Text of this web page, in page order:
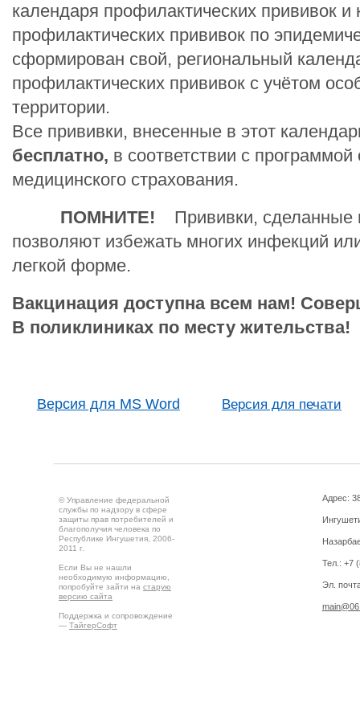
календаря профилактических прививок и
профилактических прививок по
сформирован свой, региональный
профилактических прививок с учётом
Все прививки, внесенные в этот
бесплатно, в соответствии с программой
медицинского страхования.
ПОМНИТЕ!
Прививки, сделанные
позволяют избежать многих инфекций
легкой форме.
Вакцинация доступна всем нам!
В поликлиниках по месту жительства!
Версия для MS Word Версия для печати
© Управление федеральной
службы по надзору в сфере
защиты прав потребителей и
благополучия человека по
Республике Ингушетия, 2006-
2011 г.
Если Вы не нашли
необходимую информацию,
попробуйте зайти на старую
версию сайта
Поддержка и сопровождение
— ТайгерСофт
Адрес:
Тел.: +7
Эл.